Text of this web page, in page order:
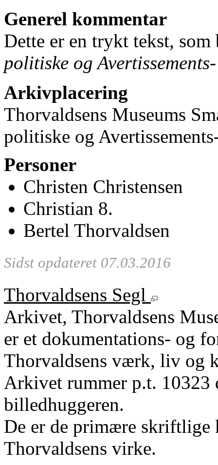
Generel kommentar
Dette er en trykt tekst,
politiske og
Arkivplacering
Thorvaldsens Museums
politiske og
Personer
Christen Christensen
Christian 8.
Bertel Thorvaldsen
Sidst opdateret 07.03.2016
Thorvaldsens Segl
Arkivet, Thorvaldsens
er et dokumentations- og
Thorvaldsens værk, liv og
Arkivet rummer p.t.
billedhuggeren.
De er de primære
Thorvaldsens virke.